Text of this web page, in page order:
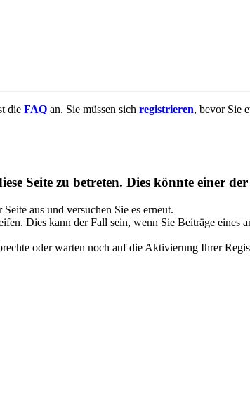
die FAQ an. Sie müssen sich registrieren, bevor Sie
Seite zu betreten. Dies könnte einer
aus und versuchen Sie es erneut.
Dies kann der Fall sein, wenn Sie Beiträge
oder warten noch auf die Aktivierung Ihrer